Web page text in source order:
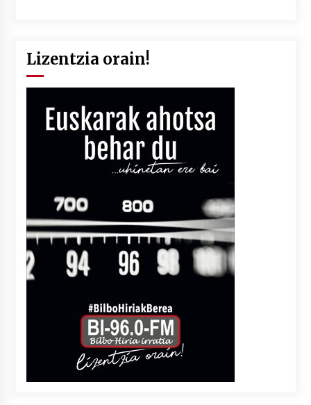
Lizentzia orain!